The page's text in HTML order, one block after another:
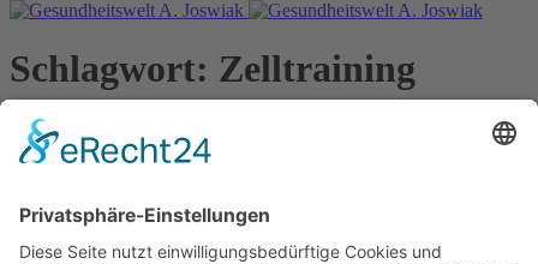
Schlagwort: Zelltraining
Home